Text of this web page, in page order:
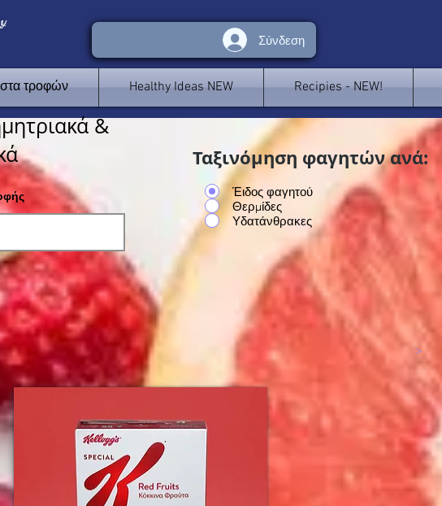
Σύνδεση
τροφών Healthy Ideas NEW Recipies - NEW!
&
Έιδος φαγητού
Θερμίδες
Υδατάνθρακες
Ταξινόμηση φαγητών ανά:
< >